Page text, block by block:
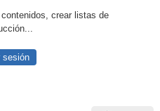
crear listas de
sesión